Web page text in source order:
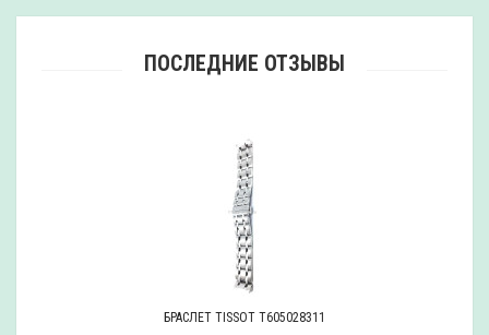
ПОСЛЕДНИЕ ОТЗЫВЫ
БРАСЛЕТ TISSOT T605028311